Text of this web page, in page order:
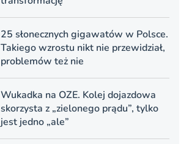
25 słonecznych gigawatów w Polsce.
Takiego wzrostu nikt nie przewidział,
problemów też nie
Wukadka na OZE. Kolej dojazdowa
skorzysta z „zielonego prądu”, tylko
jest jedno „ale”